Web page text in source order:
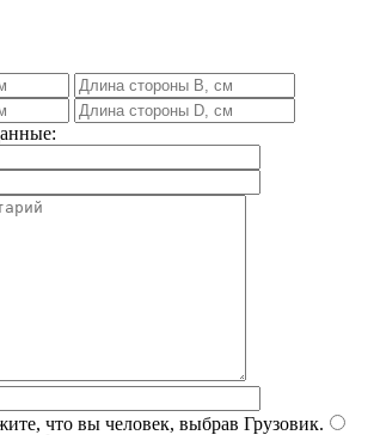
что вы человек, выбрав Грузовик.